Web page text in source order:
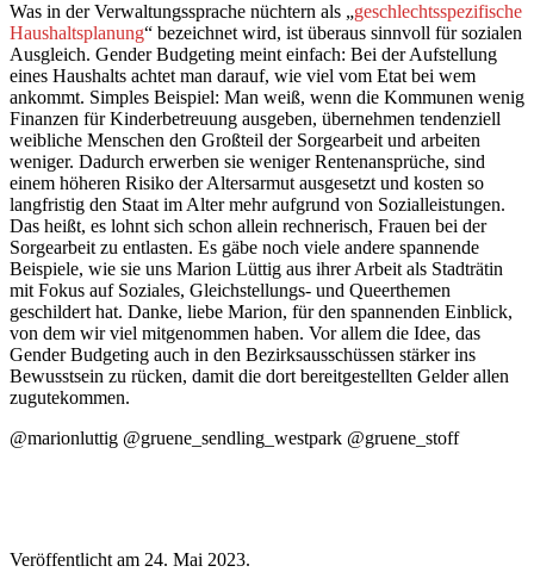
Was in der Verwaltungssprache nüchtern als „geschlechtsspezifische
Haushaltsplanung“ bezeichnet wird, ist überaus sinnvoll für sozialen
Ausgleich. Gender Budgeting meint einfach: Bei der Aufstellung
eines Haushalts achtet man darauf, wie viel vom Etat bei wem
ankommt. Simples Beispiel: Man weiß, wenn die Kommunen wenig
Finanzen für Kinderbetreuung ausgeben, übernehmen tendenziell
weibliche Menschen den Großteil der Sorgearbeit und arbeiten
weniger. Dadurch erwerben sie weniger Rentenansprüche, sind
einem höheren Risiko der Altersarmut ausgesetzt und kosten so
langfristig den Staat im Alter mehr aufgrund von Sozialleistungen.
Das heißt, es lohnt sich schon allein rechnerisch, Frauen bei der
Sorgearbeit zu entlasten. Es gäbe noch viele andere spannende
Beispiele, wie sie uns Marion Lüttig aus ihrer Arbeit als Stadträtin
mit Fokus auf Soziales, Gleichstellungs- und Queerthemen
geschildert hat. Danke, liebe Marion, für den spannenden Einblick,
von dem wir viel mitgenommen haben. Vor allem die Idee, das
Gender Budgeting auch in den Bezirksausschüssen stärker ins
Bewusstsein zu rücken, damit die dort bereitgestellten Gelder allen
zugutekommen.
@marionluttig @gruene_sendling_westpark @gruene_stoff
Veröffentlicht am 24. Mai 2023.